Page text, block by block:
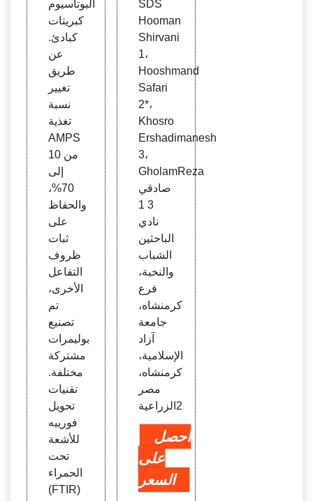
البوتاسيوم
كبريتات
كبادئ.
عن
طريق
تغيير
نسبة
تغذية
AMPS
من 10
إلى
70%،
والحفاظ
على
ثبات
ظروف
التفاعل
الأخرى،
تم
تصنيع
بوليمرات
مشتركة
مختلفة.
تقنيات
تحويل
فورييه
للأشعة
تحت
الحمراء
(FTIR)
SDS
Hooman
Shirvani
1،
Hooshmand
Safari
2*،
Khosro
Ershadimanesh
3،
GholamReza
صادقي
3 1
نادي
الباحثين
الشباب
والنخبة،
فرع
كرمنشاه،
جامعة
آزاد
الإسلامية،
كرمنشاه،
مصر
2الزراعية
احصل
على
السعر